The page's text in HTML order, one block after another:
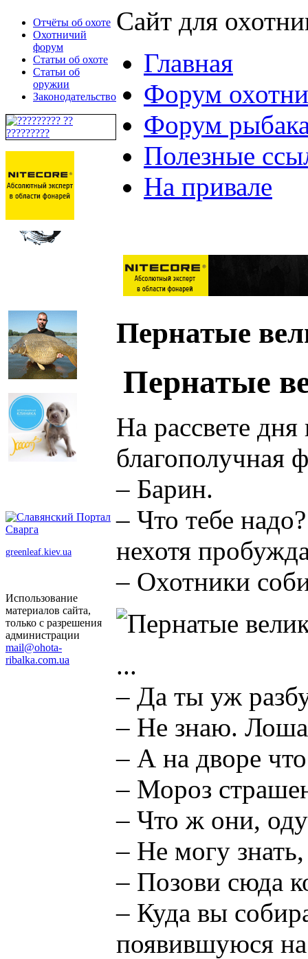
Отчёты об охоте
Охотничий
форум
Статьи об охоте
Статьи об
оружии
Законодательство
greenleaf.kiev.ua
Использование
материалов сайта,
только с разрешения
администрации
mail@ohota-
ribalka.com.ua
Сайт для
Главная
Форум
Форум
Полезные
На привале
Пернатые
Пернатые
На рассвете
благополучная
– Барин.
– Что тебе
нехотя
– Охотники
...
– Да ты уж
– Не знаю.
– А на дворе
– Мороз
– Что ж они,
– Не могу
– Позови сюда
– Куда вы
появившуюся